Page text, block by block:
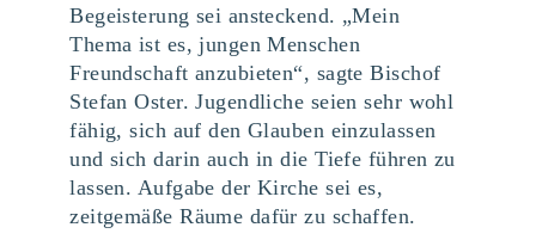
Begeisterung sei ansteckend. „Mein
Thema ist es, jungen Menschen
Freundschaft anzubieten“, sagte Bischof
Stefan Oster. Jugendliche seien sehr wohl
fähig, sich auf den Glauben einzulassen
und sich darin auch in die Tiefe führen zu
lassen. Aufgabe der Kirche sei es,
zeitgemäße Räume dafür zu schaffen.